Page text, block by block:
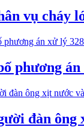
vụ cháy
phương
đàn ông